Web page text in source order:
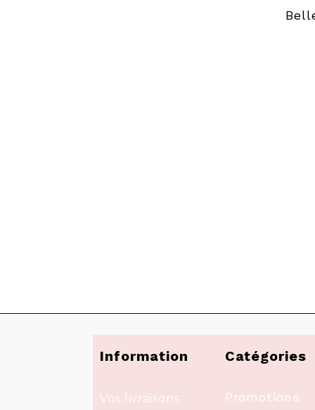
Information
Vos livraisons
Catégories
Promotions